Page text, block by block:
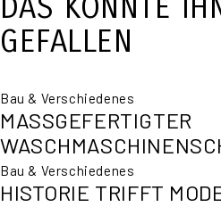
DAS KÖNNTE
GEFALLEN
Bau & Verschiedenes
MASSGEFERTIGTER W
Bau & Verschiedenes
HISTORIE TRIFFT